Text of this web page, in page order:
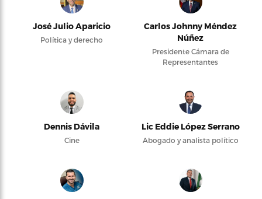
José Julio Aparicio
Política y derecho
Carlos Johnny Méndez
Núñez
Presidente Cámara de
Representantes
Dennis Dávila
Cine
Lic Eddie López Serrano
Abogado y analista político